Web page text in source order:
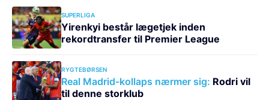
SUPERLIGA
Yirenkyi består lægetjek inden
rekordtransfer til Premier League
RYGTEBØRSEN
Real Madrid-kollaps nærmer sig: Rodri vil
til denne storklub